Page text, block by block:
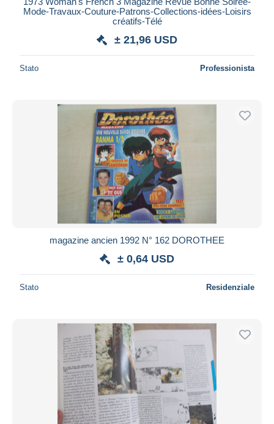
Mode-Travaux-Couture-Patrons-Collections-idées-Loisirs
créatifs-Télé
± 21,96 USD
Stato Professionista
magazine ancien 1992 N° 162 DOROTHEE
± 0,64 USD
Stato Residenziale